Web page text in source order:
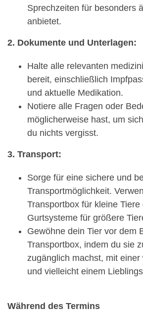
Sprechzeiten für besonders
anbietet.
2. Dokumente und Unterlagen:
Halte alle relevanten
bereit, einschließlich
und aktuelle Medikation.
Notiere alle Fragen oder
möglicherweise hast, um
du nichts vergisst.
3. Transport:
Sorge für eine sichere und
Transportmöglichkeit.
Transportbox für kleine
Gurtsysteme für größere
Gewöhne dein Tier vor dem
Transportbox, indem du sie
zugänglich machst, mit
und vielleicht einem
Während des Termins